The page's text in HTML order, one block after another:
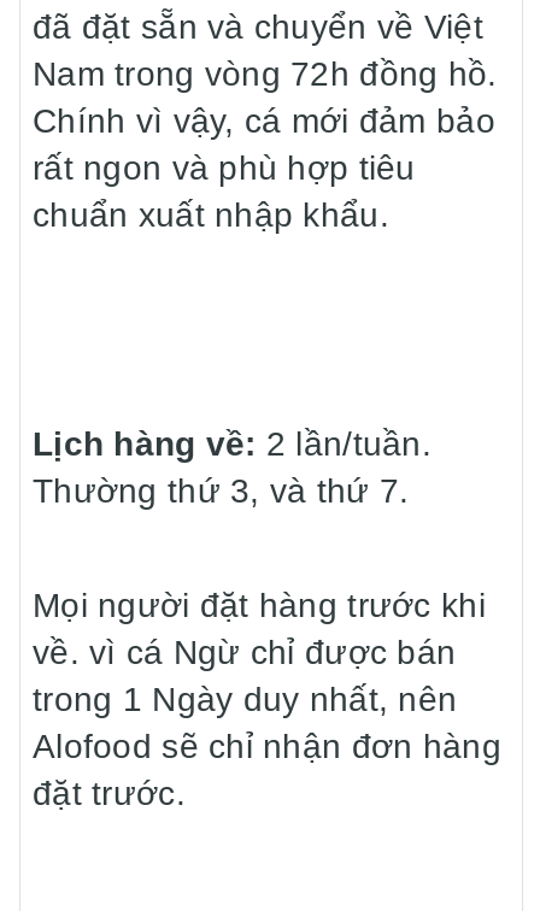
đã đặt sẵn và chuyển về Việt
Nam trong vòng 72h đồng hồ.
Chính vì vậy, cá mới đảm bảo
rất ngon và phù hợp tiêu
chuẩn xuất nhập khẩu.
Lịch hàng về: 2 lần/tuần.
Thường thứ 3, và thứ 7.
Mọi người đặt hàng trước khi
về. vì cá Ngừ chỉ được bán
trong 1 Ngày duy nhất, nên
Alofood sẽ chỉ nhận đơn hàng
đặt trước.